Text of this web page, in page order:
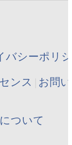
バシーポリ
ンス お問
ついて